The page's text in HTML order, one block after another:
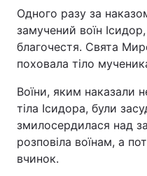
Одного разу за
замучений воїн
благочестя. Свята
поховала тіло
Воїни, яким наказали
тіла Ісидора, були
змилосердилася над
розповіла воїнам, а
вчинок.